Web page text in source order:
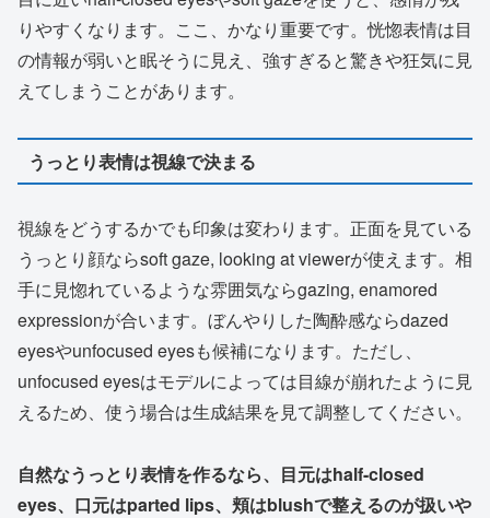
りやすくなります。ここ、かなり重要です。恍惚表情は目
の情報が弱いと眠そうに見え、強すぎると驚きや狂気に見
えてしまうことがあります。
うっとり表情は視線で決まる
視線をどうするかでも印象は変わります。正面を見ている
うっとり顔ならsoft gaze, looking at viewerが使えます。相
手に見惚れているような雰囲気ならgazing, enamored
expressionが合います。ぼんやりした陶酔感ならdazed
eyesやunfocused eyesも候補になります。ただし、
unfocused eyesはモデルによっては目線が崩れたように見
えるため、使う場合は生成結果を見て調整してください。
自然なうっとり表情を作るなら、目元はhalf-closed
eyes、口元はparted lips、頬はblushで整えるのが扱いや